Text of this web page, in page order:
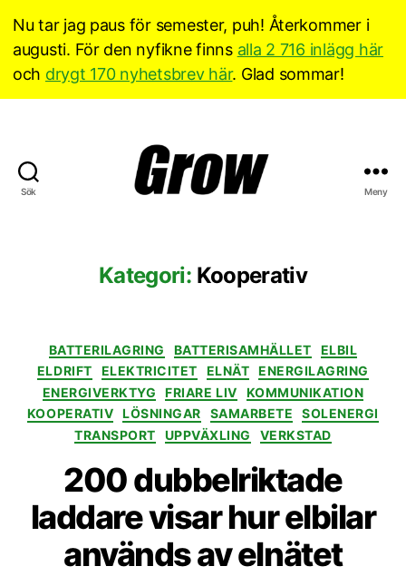
Nu tar jag paus för semester, puh! Återkommer i
augusti. För den nyfikne finns alla 2 716 inlägg här
och drygt 170 nyhetsbrev här. Glad sommar!
Sök Meny
Kategori: Kooperativ
Kategorier
BATTERILAGRING BATTERISAMHÄLLET
ELBIL
ELDRIFT
ELEKTRICITET ELNÄT
ENERGILAGRING
ENERGIVERKTYG
FRIARE LIV
KOMMUNIKATION
KOOPERATIV
LÖSNINGAR SAMARBETE
SOLENERGI
TRANSPORT
UPPVÄXLING VERKSTAD
200 dubbelriktade
laddare visar hur elbilar
används av elnätet